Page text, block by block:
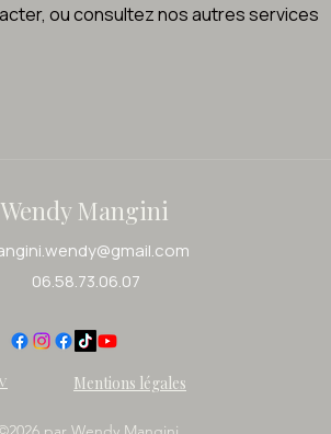
ou consultez nos autres services
Wendy Mangini
​06.58.73.06.07
Mentions légales